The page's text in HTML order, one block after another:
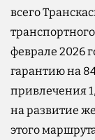
всего
феврале 2026
гарантию на
привлечения
на развитие
этого